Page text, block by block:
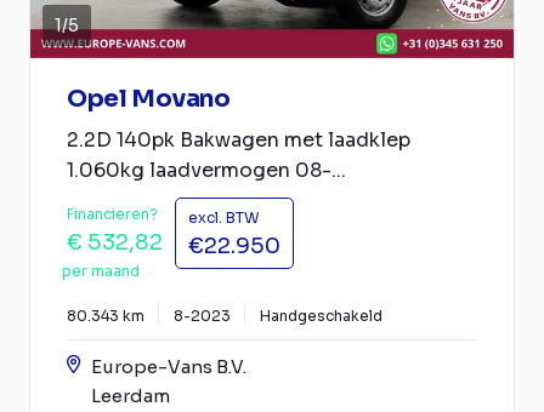
1/5
Opel Movano
2.2D 140pk Bakwagen met laadklep
1.060kg laadvermogen 08-...
Financieren?
€ 532,82
per maand
excl. BTW
€22.950
80.343 km 8-2023 Handgeschakeld
Europe-Vans B.V.
Leerdam